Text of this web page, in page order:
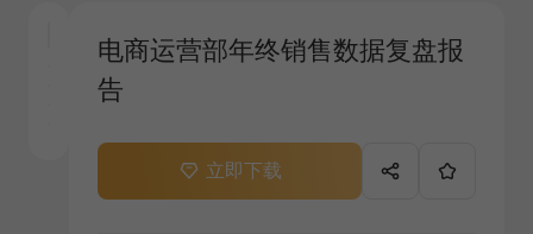
电商运营部年终销售数据复盘报
告
立即下载